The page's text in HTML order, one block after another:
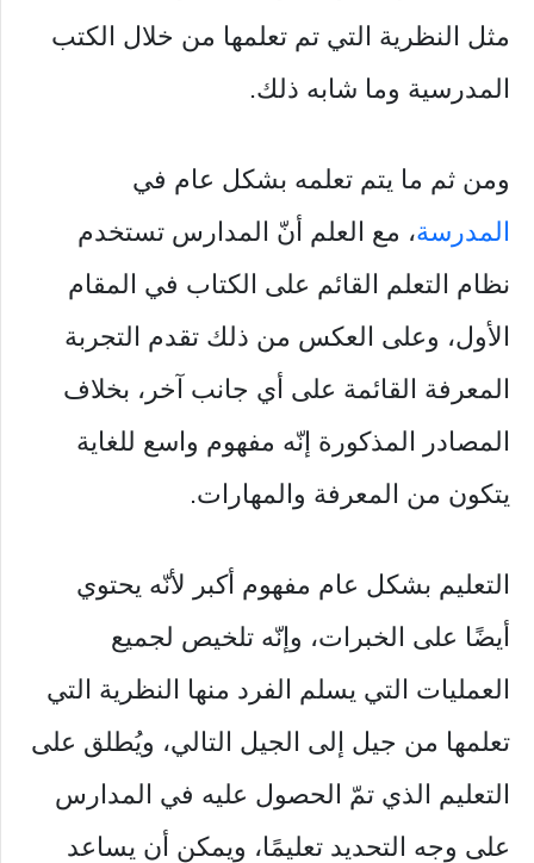
مثل النظرية التي تم تعلمها من خلال الكتب
المدرسية وما شابه ذلك.
ومن ثم ما يتم تعلمه بشكل عام في
المدرسة، مع العلم أنّ المدارس تستخدم
نظام التعلم القائم على الكتاب في المقام
الأول، وعلى العكس من ذلك تقدم التجربة
المعرفة القائمة على أي جانب آخر، بخلاف
المصادر المذكورة إنّه مفهوم واسع للغاية
يتكون من المعرفة والمهارات.
التعليم بشكل عام مفهوم أكبر لأنّه يحتوي
أيضًا على الخبرات، وإنّه تلخيص لجميع
العمليات التي يسلم الفرد منها النظرية التي
تعلمها من جيل إلى الجيل التالي، ويُطلق على
التعليم الذي تمّ الحصول عليه في المدارس
على وجه التحديد تعليمًا، ويمكن أن يساعد